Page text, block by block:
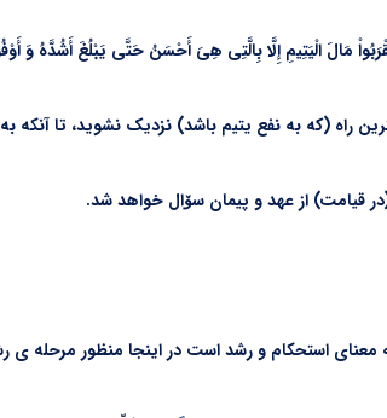
راه (که به نفع یتیم باشد) نزدیک نشوید، تا
قیامت) از عهد و پیمان سۆال خواهد شد.
معنای استحکام و رشد است در اینجا منظور